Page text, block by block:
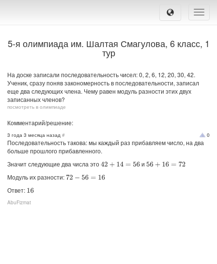
Toggle
5-я олимпиада им. Шалтая Смагулова, 6 класс, 1
тур
На доске записали последовательность чисел: 0, 2, 6, 12, 20, 30, 42.
Ученик, сразу поняв закономерность в последовательности, записал
еще два следующих члена. Чему равен модуль разности этих двух
записанных членов?
посмотреть в олимпиаде
Комментарий/решение:
0
3 года 3 месяца назад #
Последовательность такова: мы каждый раз прибавляем число, на два
больше прошлого прибавленного.
Значит следующие два числа это42 +14=56 и56 +16=72
Модуль их разности: 72 −56=16
Ответ: 16
AbuFizmat